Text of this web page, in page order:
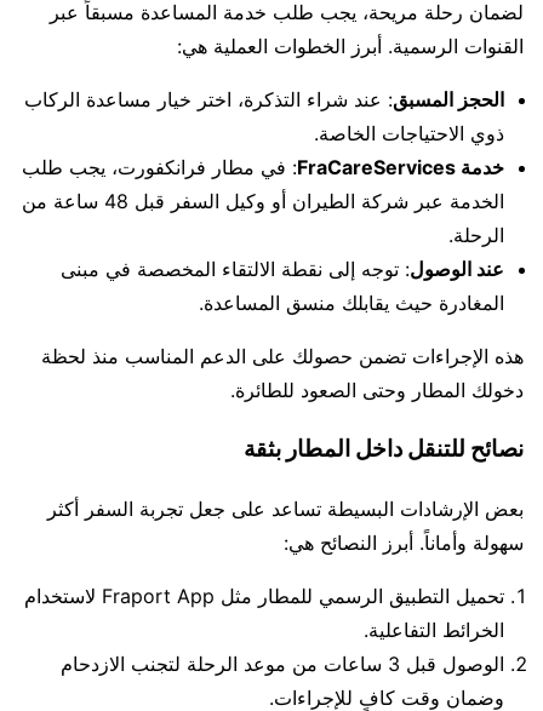
لضمان رحلة مريحة، يجب طلب خدمة المساعدة مسبقاً عبر
القنوات الرسمية. أبرز الخطوات العملية هي:
الحجز المسبق: عند شراء التذكرة، اختر خيار مساعدة الركاب
ذوي الاحتياجات الخاصة.
خدمة FraCareServices
: في مطار فرانكفورت، يجب طلب
الخدمة عبر شركة الطيران أو وكيل السفر قبل 48 ساعة من
الرحلة.
عند الوصول: توجه إلى نقطة الالتقاء المخصصة في مبنى
المغادرة حيث يقابلك منسق المساعدة.
هذه الإجراءات تضمن حصولك على الدعم المناسب منذ لحظة
دخولك المطار وحتى الصعود للطائرة.
نصائح للتنقل داخل المطار بثقة
بعض الإرشادات البسيطة تساعد على جعل تجربة السفر أكثر
سهولة وأماناً. أبرز النصائح هي:
تحميل التطبيق الرسمي للمطار مثل Fraport App لاستخدام
الخرائط التفاعلية.
الوصول قبل 3 ساعات من موعد الرحلة لتجنب الازدحام
وضمان وقت كافٍ للإجراءات.